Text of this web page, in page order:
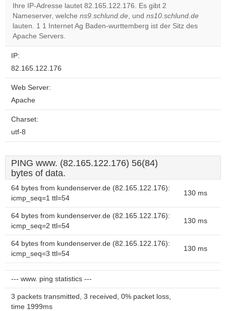
Do you
own this
OK
Ihre IP-Adresse lautet 82.165.122.176. Es gibt 2
Nameserver, welche ns9.schlund.de, und ns10.schlund.de
lauten. 1 1 Internet Ag Baden-wurttemberg ist der Sitz des
Apache Servers.
IP:
82.165.122.176
Web Server:
Apache
Charset:
utf-8
PING www. (82.165.122.176) 56(84)
bytes of data.
64 bytes from kundenserver.de (82.165.122.176):
icmp_seq=1 ttl=54
130 ms
64 bytes from kundenserver.de (82.165.122.176):
icmp_seq=2 ttl=54
130 ms
64 bytes from kundenserver.de (82.165.122.176):
icmp_seq=3 ttl=54
130 ms
--- www. ping statistics ---
3 packets transmitted, 3 received, 0% packet loss,
time 1999ms